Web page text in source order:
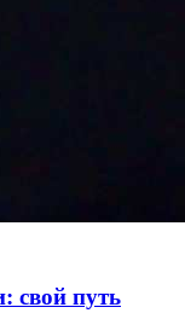
свой путь